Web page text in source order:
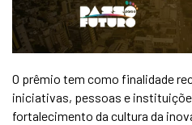
O prêmio tem como finalidade
iniciativas, pessoas e
fortalecimento da cultura da